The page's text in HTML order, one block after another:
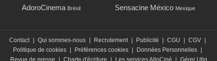
AdoroCinema Brésil Sensacine México Mexique
Contact Qui sommes-nous Recrutement Publicité CGU CGV
Politique de cookies
Préférences cookies Données Personnelles
Revue de presse
Charte d'écriture Les services AlloCiné Gérer Utiq